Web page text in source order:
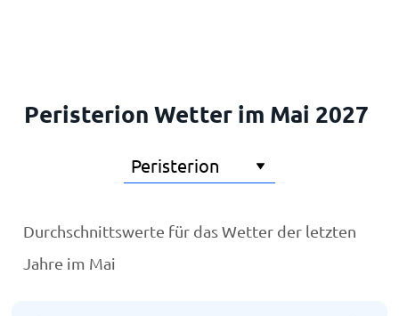
Peristerion Wetter im Mai 2027
Durchschnittswerte für das Wetter der letzten
Jahre im Mai